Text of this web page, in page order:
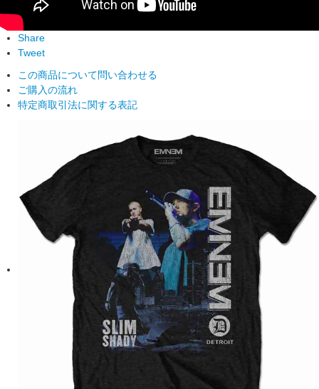
Share
Tweet
この商品について問い合わせる
ご購入の流れ
特定商取引法に関する表記